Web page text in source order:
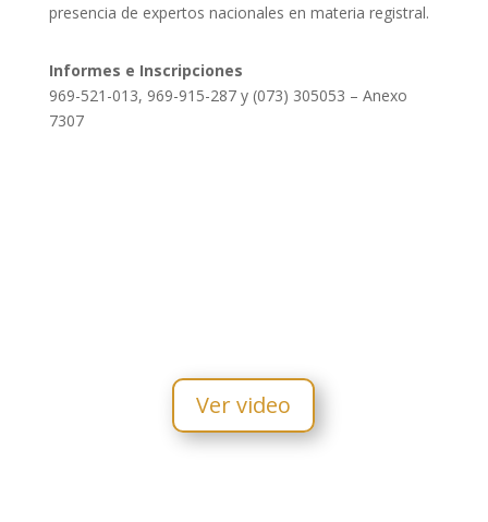
presencia de expertos nacionales en materia registral.
Informes e Inscripciones
969-521-013, 969-915-287 y (073) 305053 – Anexo
7307
Ver video